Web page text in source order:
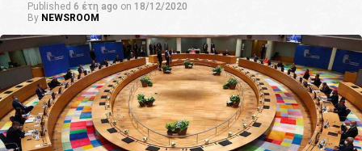
Published 6 έτη ago on 18/12/2020
By NEWSROOM